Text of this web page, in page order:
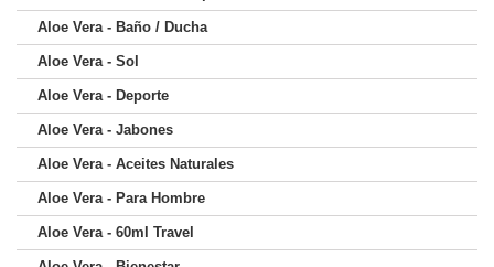
Aloe Vera - Baño / Ducha
Aloe Vera - Sol
Aloe Vera - Deporte
Aloe Vera - Jabones
Aloe Vera - Aceites Naturales
Aloe Vera - Para Hombre
Aloe Vera - 60ml Travel